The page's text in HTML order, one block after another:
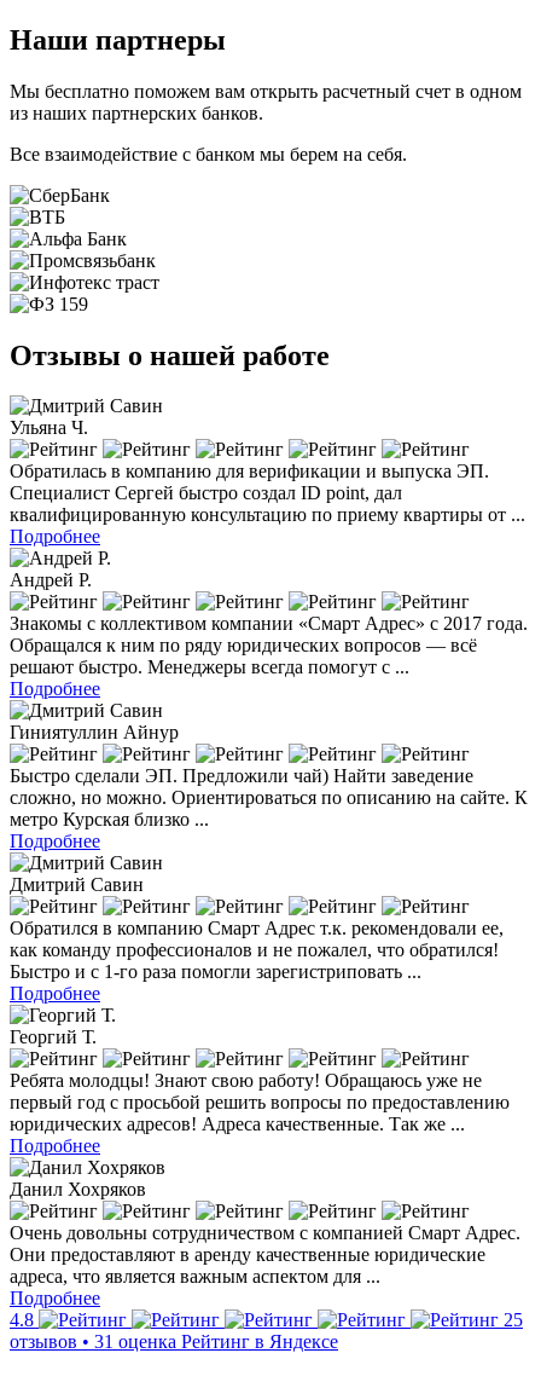
Наши партнеры
Мы бесплатно поможем вам открыть расчетный счет в одном
из наших партнерских банков.
Все взаимодействие с банком мы берем на себя.
Отзывы о нашей работе
Ульяна Ч.
Обратилась в компанию для верификации и выпуска ЭП.
Специалист Сергей быстро создал ID point, дал
квалифицированную консультацию по приему квартиры от ...
Подробнее
Андрей Р.
Знакомы с коллективом компании «Смарт Адрес» с 2017 года.
Обращался к ним по ряду юридических вопросов — всё
решают быстро. Менеджеры всегда помогут с ...
Подробнее
Гиниятуллин Айнур
Быстро сделали ЭП. Предложили чай) Найти заведение
сложно, но можно. Ориентироваться по описанию на сайте. К
метро Курская близко ...
Подробнее
Дмитрий Савин
Обратился в компанию Смарт Адрес т.к. рекомендовали ее,
как команду профессионалов и не пожалел, что обратился!
Быстро и с 1-го раза помогли зарегистриповать ...
Подробнее
Георгий Т.
Ребята молодцы! Знают свою работу! Обращаюсь уже не
первый год с просьбой решить вопросы по предоставлению
юридических адресов! Адреса качественные. Так же ...
Подробнее
Данил Хохряков
Очень довольны сотрудничеством с компанией Смарт Адрес.
Они предоставляют в аренду качественные юридические
адреса, что является важным аспектом для ...
Подробнее
4.8
25
отзывов • 31 оценка Рейтинг в Яндексе